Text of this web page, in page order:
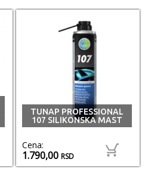
TUNAP PROFESSIONAL
107 SILIKONSKA MAST
Cena:
1.790,00RSD